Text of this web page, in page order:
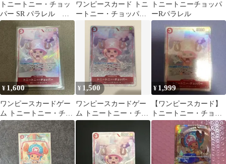
トニートニー・チョッ
パー SR パラレル
EB01-006
ワンピースカード トニ
ートニー・チョッパー
トニートニーチョッパ
ーRパラレル
¥ 1,600
ワンピースカードゲー
ム トニートニー・チョ
ッパー OP08-007
¥ 1,500
ワンピースカードゲー
ム トニートニー・チョ
ッパー OP08-007 SRパ
ラレル
¥ 1,999
【ワンピースカード】
トニートニー・チョッ
パー P-SR × 1枚